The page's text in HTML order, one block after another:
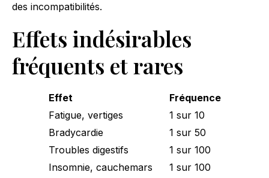
des incompatibilités.
Effets indésirables
fréquents et rares
Effet
Fréquence
Fatigue, vertiges
1 sur 10
Bradycardie
1 sur 50
Troubles digestifs
1 sur 100
Insomnie, cauchemars
1 sur 100